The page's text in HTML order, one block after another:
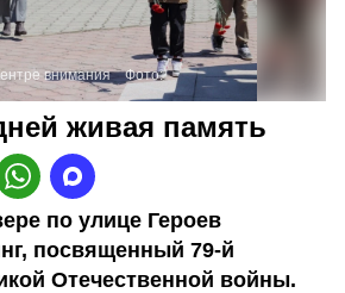
внимания Фото:
живая память
по улице Героев
посвященный 79-й
Отечественной войны.